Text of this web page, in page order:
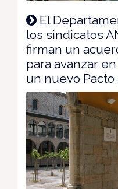
El
los sindicatos
firman un
para avanzar
un nuevo